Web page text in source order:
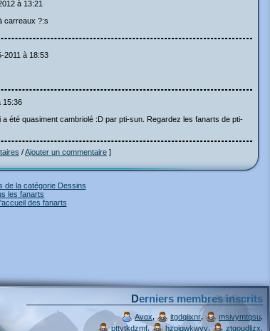
à 13:21
carreaux ?:s
2011 à 18:53
15:36
été quasiment cambriolé :D par pti-sun. Regardez les fanarts de pti-
/Ajouter un commentaire ]
de la catégorie Dessins
les fanarts
des fanarts
Derniers membres inscrits
Avox itgdqiixnr, msivymtqsu
pttytkdzmf, hzpjqwkwvv ztgoudljzx